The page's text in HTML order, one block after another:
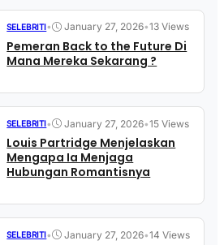
SELEBRITI• January 27, 2026•13 Views
Pemeran Back to the Future Di
Mana Mereka Sekarang ?
SELEBRITI• January 27, 2026•15 Views
Louis Partridge Menjelaskan
Mengapa Ia Menjaga
Hubungan Romantisnya
SELEBRITI• January 27, 2026•14 Views